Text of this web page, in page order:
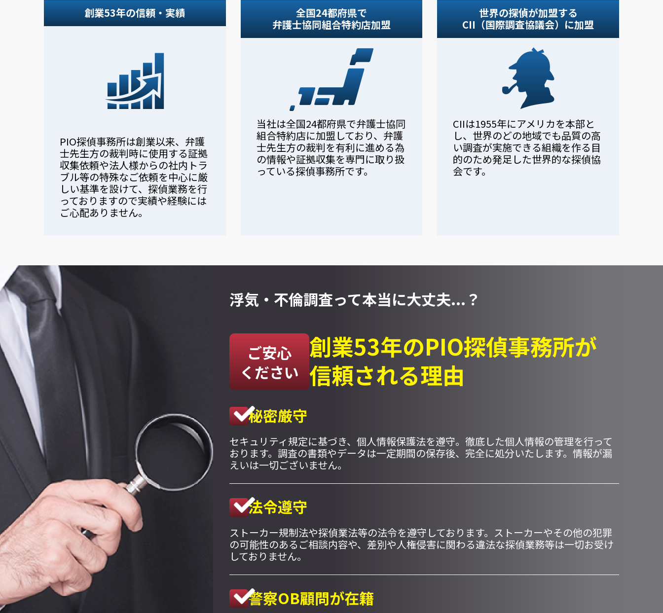
創業53年の信頼・実績
PIO探偵事務所は創業以来、弁護
士先生方の裁判時に使用する証拠
収集依頼や法人様からの社内トラ
ブル等の特殊なご依頼を中心に厳
しい基準を設けて、探偵業務を行
っておりますので実績や経験には
ご心配ありません。
全国24都府県で
弁護士協同組合特約店加盟
当社は全国24都府県で弁護士協同
組合特約店に加盟しており、弁護
士先生方の裁判を有利に進める為
の情報や証拠収集を専門に取り扱
っている探偵事務所です。
世界の探偵が加盟する
CII（国際調査協議会）に加盟
CIIは1955年にアメリカを本部と
し、世界のどの地域でも品質の高
い調査が実施できる組織を作る目
的のため発足した世界的な探偵協
会です。
浮気・不倫調査って本当に大丈夫...？
ご安心
ください
創業53年のPIO探偵事務所が
信頼される理由
秘密厳守
セキュリティ規定に基づき、個人情報保護法を遵守。徹底した個人情報の管理を行って
おります。調査の書類やデータは一定期間の保存後、完全に処分いたします。情報が漏
えいは一切ございません。
法令遵守
ストーカー規制法や探偵業法等の法令を遵守しております。ストーカーやその他の犯罪
の可能性のあるご相談内容や、差別や人権侵害に関わる違法な探偵業務等は一切お受け
しておりません。
警察OB顧問が在籍